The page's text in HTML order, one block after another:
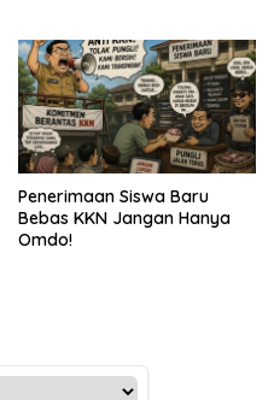
Penerimaan Siswa Baru
Bebas KKN Jangan Hanya
Omdo!